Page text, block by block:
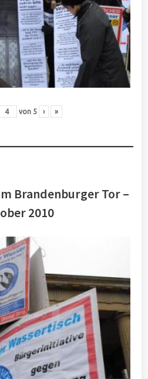
von 5 › »
Brandenburger Tor –
2010